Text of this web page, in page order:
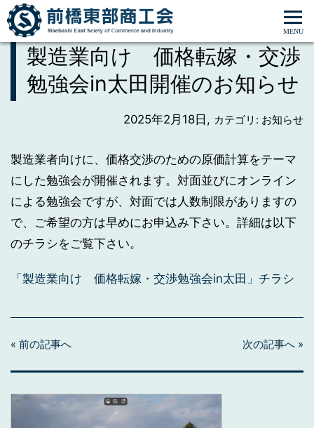
ホーム
お知らせ
製造業向け 価格転嫁・交渉
勉強会in太田開催のお知らせ
2025年2月18日, カテゴリ: お知らせ
製造業者向けに、価格交渉のための原価計算をテーマ
にした勉強会が開催されます。対面並びにオンライン
による勉強会ですが、対面では人数制限がありますの
で、ご希望の方は早めにお申込み下さい。詳細は以下
のチラシをご覧下さい。
「製造業向け 価格転嫁・交渉勉強会in太田」チラシ
投
稿
ナ
« 前の記事へ 次の記事へ »